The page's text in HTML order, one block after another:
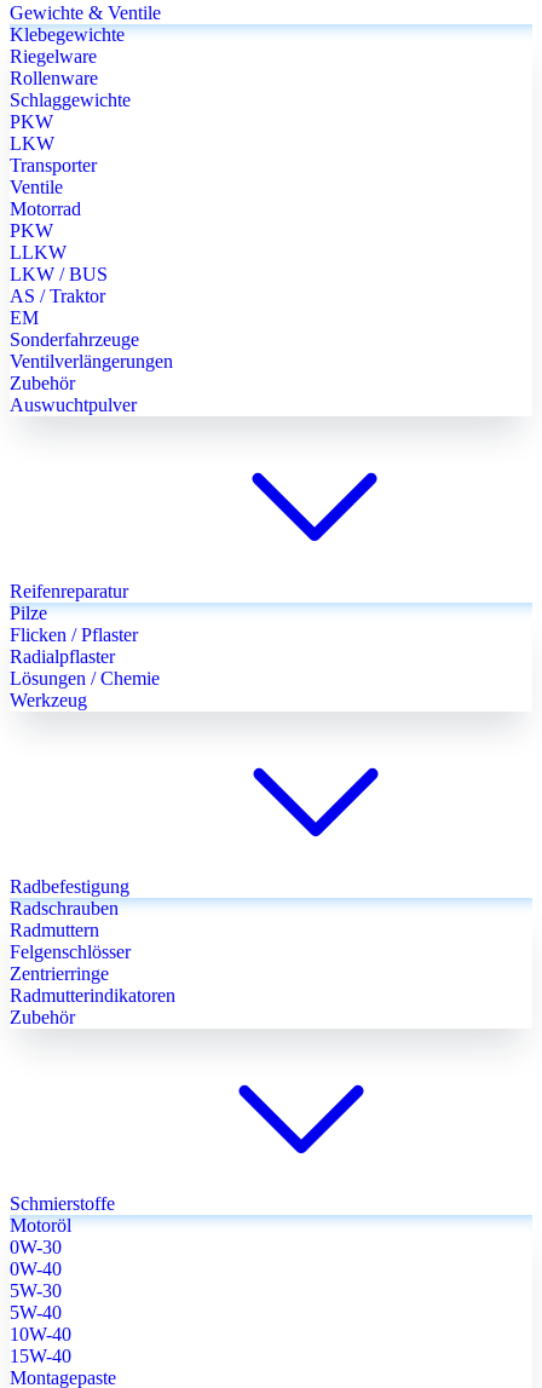
Gewichte & Ventile
Klebegewichte
Riegelware
Rollenware
Schlaggewichte
PKW
LKW
Transporter
Ventile
Motorrad
PKW
LLKW
LKW / BUS
AS / Traktor
EM
Sonderfahrzeuge
Ventilverlängerungen
Zubehör
Auswuchtpulver
Reifenreparatur
Pilze
Flicken / Pflaster
Radialpflaster
Lösungen / Chemie
Werkzeug
Radbefestigung
Radschrauben
Radmuttern
Felgenschlösser
Zentrierringe
Radmutterindikatoren
Zubehör
Schmierstoffe
Motoröl
0W-30
0W-40
5W-30
5W-40
10W-40
15W-40
Montagepaste